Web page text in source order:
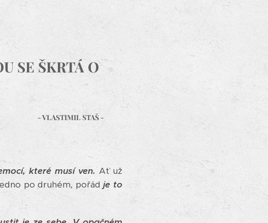
SE ŠKRTÁ O
- VLASTIMIL STAŠ -
které musí ven. Ať už
po druhém, pořád je to